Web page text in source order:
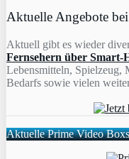
Aktuelle Angebote
Aktuell gibt es wieder
Fernsehern über Smart-
Lebensmitteln, Spielzeug,
Bedarfs sowie vielen
Aktuelle Prime Video